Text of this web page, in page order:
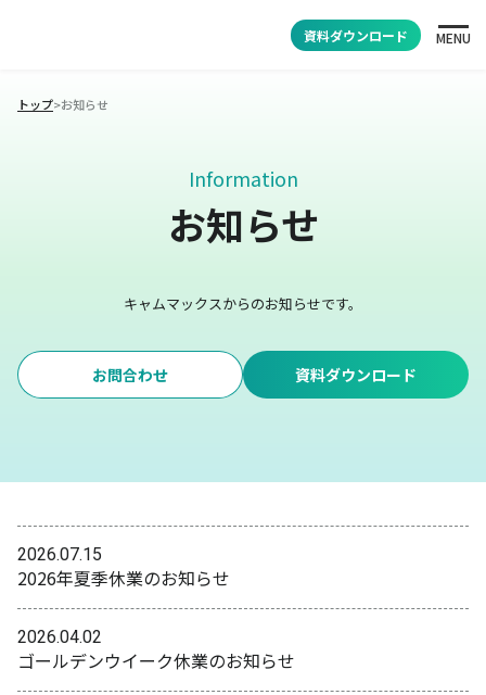
資料ダウンロード MENU
トップ>お知らせ
Information
お知らせ
キャムマックスからのお知らせです。
お問合わせ 資料ダウンロード
2026.07.15
2026年夏季休業のお知らせ
2026.04.02
ゴールデンウイーク休業のお知らせ